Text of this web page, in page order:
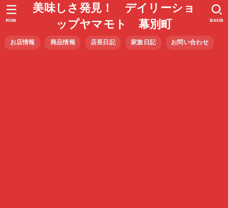
美味しさ発見！ デイリーショ
ップヤマモト 幕別町
お店情報 商品情報 店長日記 家族日記 お問い合わせ
SEARCH
MENU